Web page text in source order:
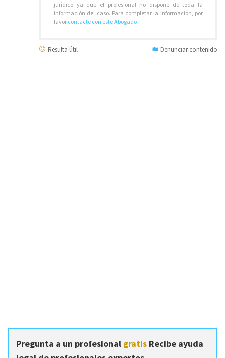
jurídico ya que el profesional no dispone de toda la
información del caso. Para completar la información, por
favor contacte con este Abogado
Resulta útil Denunciar contenido
Pregunta a un profesional gratis Recibe ayuda